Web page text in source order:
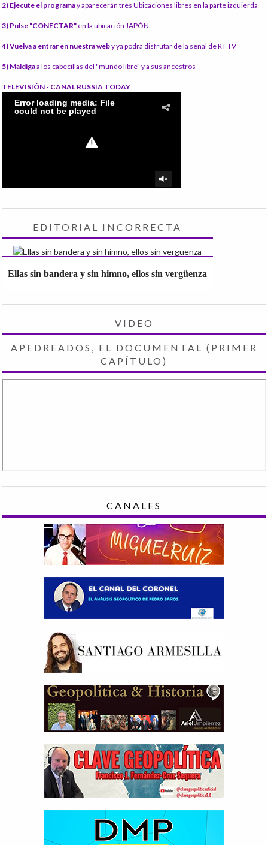
2) Ejecute el programay aparecerán tres Ubicaciones libres en la parte izquierda
3) Pulse "CONECTAR" en la ubicación JAPÓN
4) Vuelva a entrar en nuestra weby ya podrá disfrutar de la señal de RT TV
5) Maldigaa los cabecillas del "mundo libre" y a sus ancestros
TELEVISIÓN - CANAL RUSSIA TODAY
EDITORIAL INCORRECTA
Ellas sin bandera y sin himno, ellos sin vergüenza
VIDEO
APEDREADOS, EL DOCUMENTAL (PRIMER
CAPÍTULO)
CANALES